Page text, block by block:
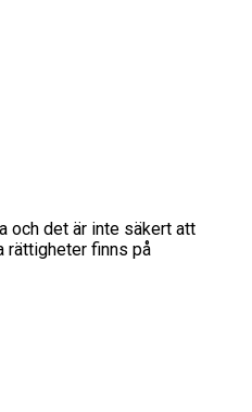
och det är inte säkert att
rättigheter finns på